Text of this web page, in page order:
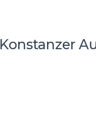
Konstanzer